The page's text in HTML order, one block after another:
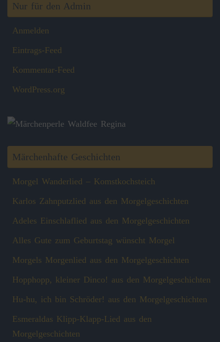
Nur für den Admin
Anmelden
Eintrags-Feed
Kommentar-Feed
WordPress.org
Märchenhafte Geschichten
Morgel Wanderlied – Komstkochsteich
Karlos Zahnputzlied aus den Morgelgeschichten
Adeles Einschlaflied aus den Morgelgeschichten
Alles Gute zum Geburtstag wünscht Morgel
Morgels Morgenlied aus den Morgelgeschichten
Hopphopp, kleiner Dinco! aus den Morgelgeschichten
Hu-hu, ich bin Schröder! aus den Morgelgeschichten
Esmeraldas Klipp‑Klapp‑Lied aus den
Morgelgeschichten